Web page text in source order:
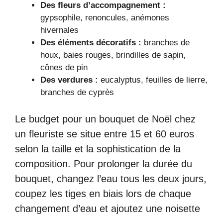
Des fleurs d’accompagnement :
gypsophile, renoncules, anémones
hivernales
Des éléments décoratifs : branches de
houx, baies rouges, brindilles de sapin,
cônes de pin
Des verdures : eucalyptus, feuilles de lierre,
branches de cyprès
Le budget pour un bouquet de Noël chez
un fleuriste se situe entre 15 et 60 euros
selon la taille et la sophistication de la
composition. Pour prolonger la durée du
bouquet, changez l’eau tous les deux jours,
coupez les tiges en biais lors de chaque
changement d’eau et ajoutez une noisette